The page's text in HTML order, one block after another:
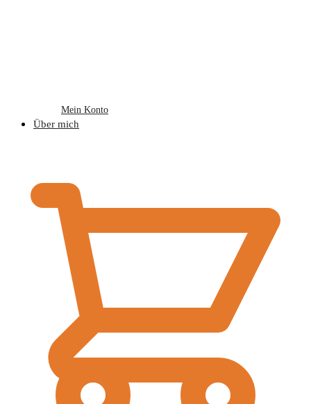
Mein Konto
Über mich